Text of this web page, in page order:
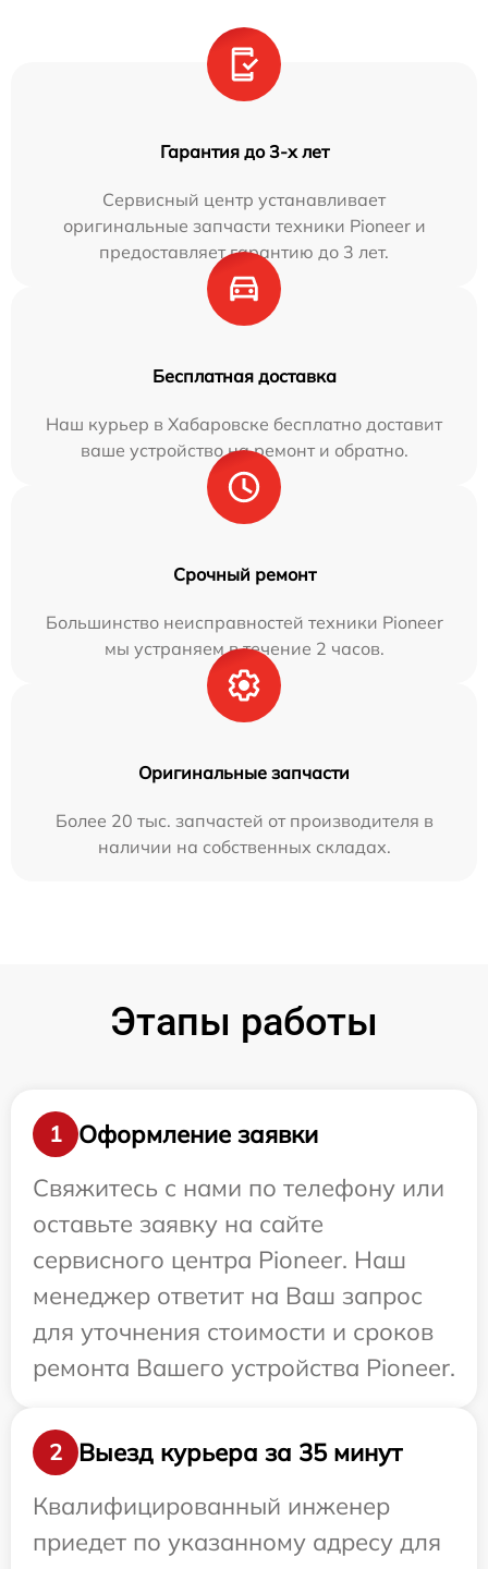
Гарантия до 3-х лет
Сервисный центр устанавливает
оригинальные запчасти техники Pioneer и
предоставляет гарантию до 3 лет.
Бесплатная доставка
Наш курьер в Хабаровске бесплатно доставит
ваше устройство на ремонт и обратно.
Срочный ремонт
Большинство неисправностей техники Pioneer
мы устраняем в течение 2 часов.
Оригинальные запчасти
Более 20 тыс. запчастей от производителя в
наличии на собственных складах.
Этапы работы
1
Оформление заявки
Свяжитесь с нами по телефону или
оставьте заявку на сайте
сервисного центра Pioneer. Наш
менеджер ответит на Ваш запрос
для уточнения стоимости и сроков
ремонта Вашего устройства Pioneer.
2
Выезд курьера за 35 минут
Квалифицированный инженер
приедет по указанному адресу для